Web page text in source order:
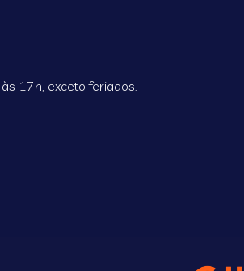
17h, exceto feriados.